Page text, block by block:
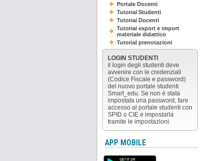
Portale Docenti
Tutorial Studenti
Tutorial Docenti
Tutorial export e import
materiale didattico
Tutorial prenotazioni
LOGIN STUDENTI
il login degli studenti deve
avvenire con le credenziali
(Codice Fiscale e password)
del nuovo portale studenti
Smart_edu. Se non è stata
impostata una password, fare
accesso al portale studenti con
SPID o CIE e impostarla
tramite le impostazioni.
APP MOBILE